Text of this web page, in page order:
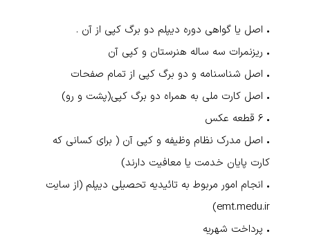
• اصل یا گواهی دوره دیپلم دو برگ کپی از آن .
• ریزنمرات سه ساله هنرستان و کپی آن
• اصل شناسنامه و دو برگ کپی از تمام صفحات
• اصل کارت ملی به همراه دو برگ کپی(پشت و رو)
• ۶ قطعه عکس
• اصل مدرک نظام وظیفه و کپی آن ( برای کسانی که
کارت پایان خدمت یا معافیت دارند)
• انجام امور مربوط به تائیدیه تحصیلی دیپلم (از سایت
emt.medu.ir)
• پرداخت شهریه